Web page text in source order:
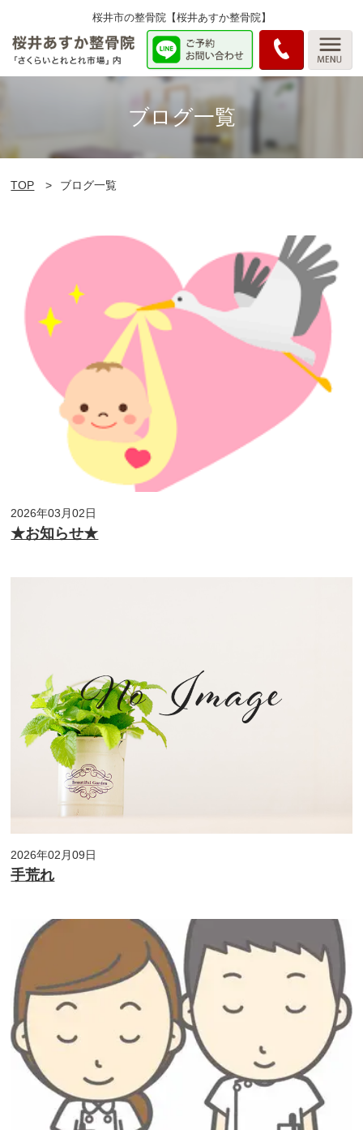
桜井市の整骨院【桜井あすか整骨院】
ブログ一覧
TOP ブログ一覧
2026年03月02日
★お知らせ★
2026年02月09日
手荒れ